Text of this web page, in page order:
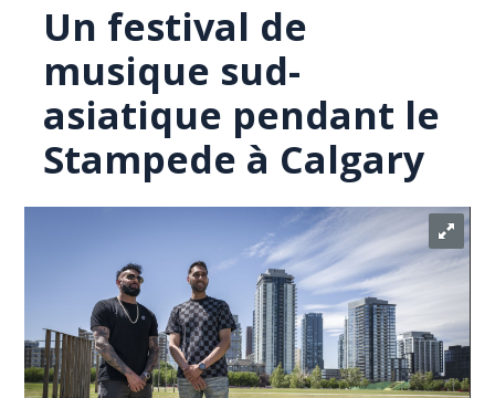
Un festival de
musique sud-
asiatique pendant le
Stampede à Calgary